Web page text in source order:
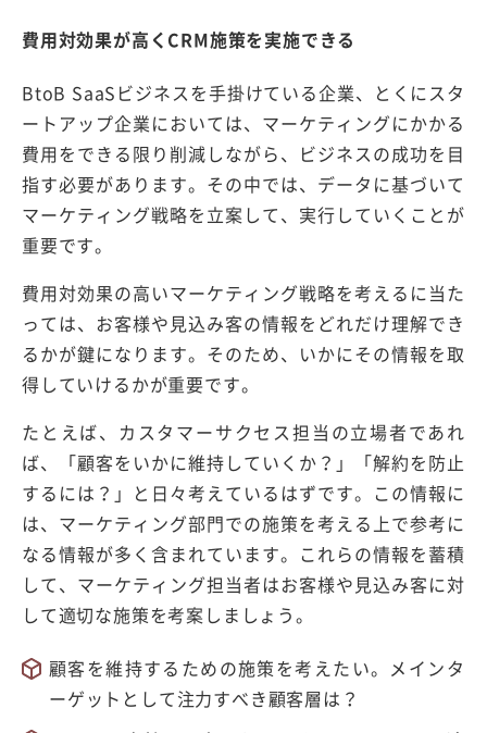
費用対効果が高くCRM施策を実施できる
BtoB SaaSビジネスを手掛けている企業、とくにスタ
ートアップ企業においては、マーケティングにかかる
費用をできる限り削減しながら、ビジネスの成功を目
指す必要があります。その中では、データに基づいて
マーケティング戦略を立案して、実行していくことが
重要です。
費用対効果の高いマーケティング戦略を考えるに当た
っては、お客様や見込み客の情報をどれだけ理解でき
るかが鍵になります。そのため、いかにその情報を取
得していけるかが重要です。
たとえば、カスタマーサクセス担当の立場者であれ
ば、「顧客をいかに維持していくか？」「解約を防止
するには？」と日々考えているはずです。この情報に
は、マーケティング部門での施策を考える上で参考に
なる情報が多く含まれています。これらの情報を蓄積
して、マーケティング担当者はお客様や見込み客に対
して適切な施策を考案しましょう。
顧客を維持するための施策を考えたい。メインタ
ーゲットとして注力すべき顧客層は？